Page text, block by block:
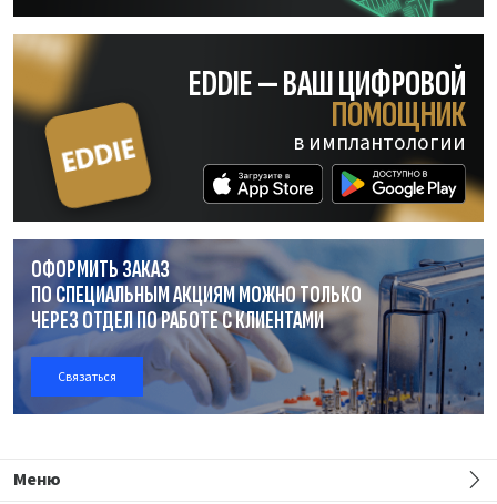
EDDIE — ВАШ ЦИФРОВОЙ
ПОМОЩНИК
в имплантологии
ОФОРМИТЬ ЗАКАЗ
ПО СПЕЦИАЛЬНЫМ АКЦИЯМ МОЖНО ТОЛЬКО
ЧЕРЕЗ ОТДЕЛПО РАБОТЕС КЛИЕНТАМИ
Связаться
Меню